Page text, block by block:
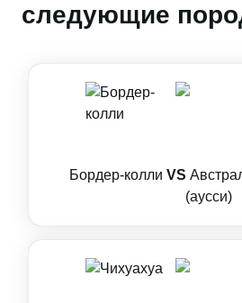
следующие
Бордер-колли VS
(аусси)